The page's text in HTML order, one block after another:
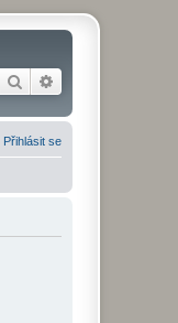
Hledat
Přihlásit se